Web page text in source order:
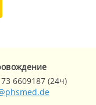
6609187 (24ч)